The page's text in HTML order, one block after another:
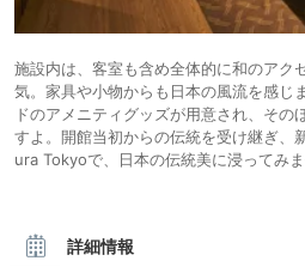
施設内は、客室も含め全体的に和のアク
気。家具や小物からも日本の風流を感じ
ドのアメニティグッズが用意され、その
すよ。開館当初からの伝統を受け継ぎ、
ura Tokyoで、日本の伝統美に浸ってみ
詳細情報